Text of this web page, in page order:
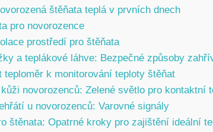
štěňata teplá v prvních dnech
pro novorozence
prostředí pro štěňata
a teplákové láhve: Bezpečné způsoby
teploměr k monitorování teploty štěňat
novorozenců: Zelené světlo pro kontaktní
u novorozenců: Varovné signály
štěnata: Opatrné kroky pro zajištění ideální